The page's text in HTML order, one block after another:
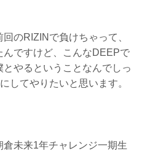
のRIZINで負けちゃって、
ですけど、こんなDEEPで
やるということなんでしっ
してやりたいと思います。
倉未来1年チャレンジ一期生